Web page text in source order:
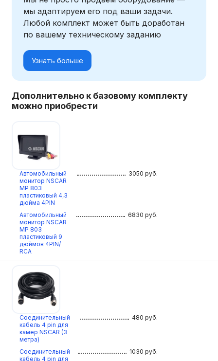
мы адаптируем его под ваши задачи.
Любой комплект может быть доработан
по вашему техническому заданию
Узнать больше
Дополнительно к базовому комплекту
можно приобрести
Автомобильный
монитор NSCAR
МР 803
пластиковый 4,3
дюйма 4PIN
3050 руб.
Автомобильный
монитор NSCAR
МР 803
пластиковый 9
дюймов 4PIN/
RCA
6830 руб.
Соединительный
кабель 4 pin для
камер NSCAR (3
метра)
480 руб.
Соединительный
кабель 4 pin для
1030 руб.